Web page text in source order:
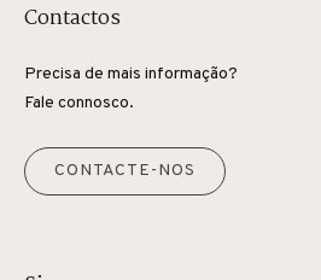
Contactos
Precisa de mais informação?
Fale connosco.
CONTACTE-NOS